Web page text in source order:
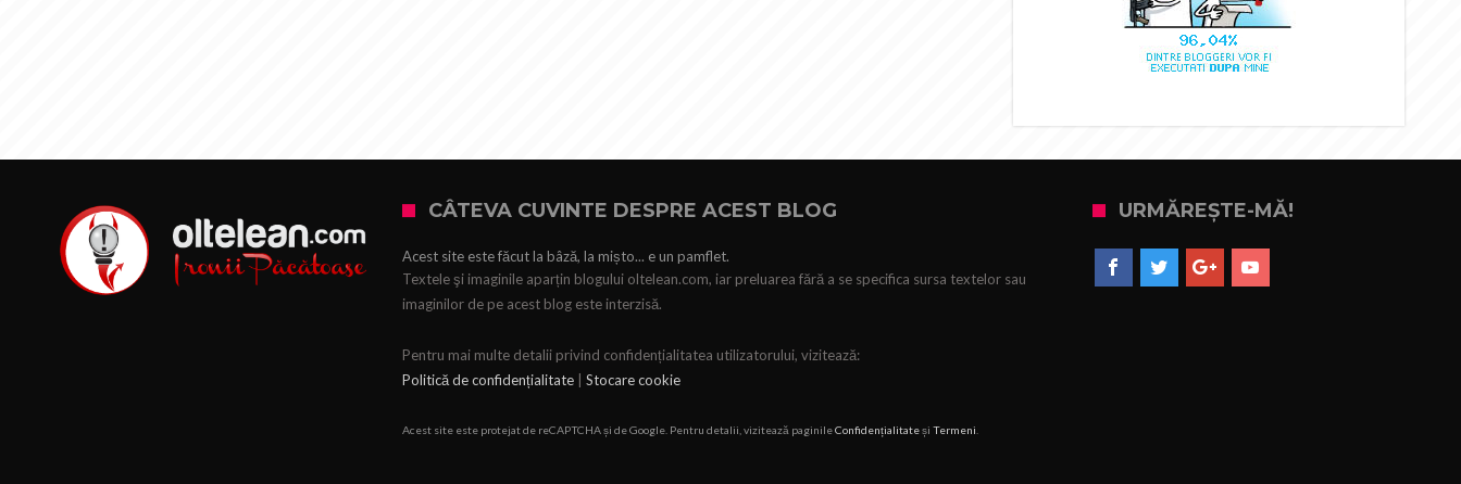
CÂTEVA CUVINTE DESPRE ACEST BLOG
Acest site este făcut la bâză, la mișto... e un pamflet.
Textele şi imaginile aparțin blogului oltelean.com, iar preluarea fără a se specifica sursa textelor sau
imaginilor de pe acest blog este interzisă.
Pentru mai multe detalii privind confidențialitatea utilizatorului, vizitează:
Politică de confidențialitate| Stocare cookie
Acest site este protejat de reCAPTCHA și de Google. Pentru detalii, vizitează paginileConfidențialitateși Termeni
URMĂREȘTE-MĂ!